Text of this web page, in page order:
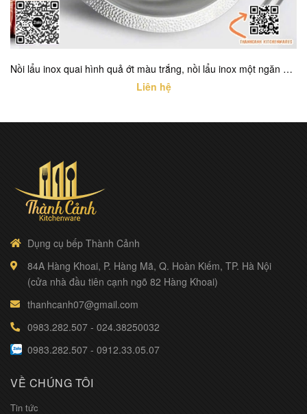
Nồi lẩu inox quai hình quả ớt màu trắng, nồi lẩu inox một ngăn cao cấp với nhiều kích thước khác nhau
Liên hệ
Dụng cụ bếp Thành Cảnh
84A Hàng Khoai, P. Hàng Mã, Q. Hoàn Kiếm, TP. Hà Nội
(cửa nhà đầu tiên cạnh ngõ 82 Hàng Khoai)
thanhcanh07@gmail.com
0983.282.507 - 024.38250032
0983.282.507 - 0912.33.05.07
VỀ CHÚNG TÔI
Tin tức